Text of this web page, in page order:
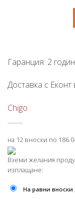
Гаранция: 2
Доставка с
Chigo
на 12 вноски по
Вземи желания
изплащане:
На равни